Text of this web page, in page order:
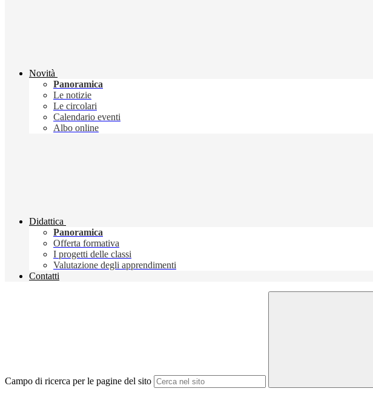
Novità
Panoramica
Le notizie
Le circolari
Calendario eventi
Albo online
Didattica
Panoramica
Offerta formativa
I progetti delle classi
Valutazione degli apprendimenti
Contatti
Campo di ricerca per le pagine del sito